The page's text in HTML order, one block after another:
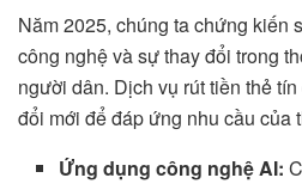
Năm 2025, chúng ta chứng kiến
công nghệ và sự thay đổi trong
người dân. Dịch vụ rút tiền thẻ
đổi mới để đáp ứng nhu cầu của
Ứng dụng công nghệ AI: